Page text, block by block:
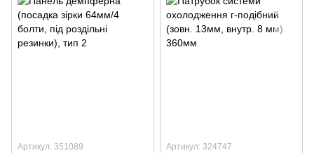
Артикул: 351089 Артикул: 324747